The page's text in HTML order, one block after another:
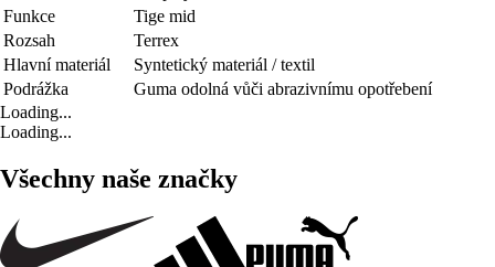
Funkce
Tige mid
Rozsah
Terrex
Hlavní materiál
Syntetický materiál / textil
Podrážka
Guma odolná vůči abrazivnímu opotřebení
Loading...
Loading...
Všechny naše značky